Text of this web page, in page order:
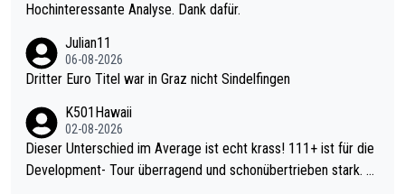
Hochinteressante Analyse. Dank dafür.
Julian11
06-08-2026
Dritter Euro Titel war in Graz nicht Sindelfingen
K501Hawaii
02-08-2026
Dieser Unterschied im Average ist echt krass! 111+ ist für die
Development- Tour überragend und schonübertrieben stark. U